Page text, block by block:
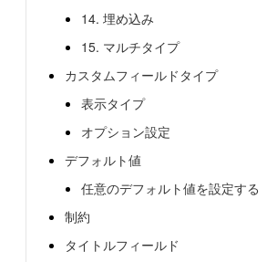
14. 埋め込み
15. マルチタイプ
カスタムフィールドタイプ
表示タイプ
オプション設定
デフォルト値
任意のデフォルト値を設定する
制約
タイトルフィールド